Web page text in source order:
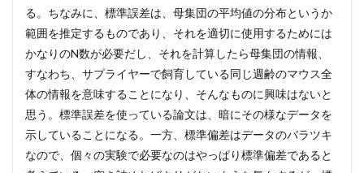
る。ちなみに、標準誤差は、母集団の平均値の分布というか
範囲を推定するものであり、それを適切に使用するためには
かなりのN数が必要だし、それを計算したら母集団の情報、
すなわち、サプライヤーで飼育している同じ週齢のマウス全
体の情報を意味することになり、そんなものに興味はないと
思う。標準誤差を使っている論文は、暗にその様なデータを
示していることになる。一方、標準偏差はデータのバラツキ
なので、個々の実験で必要なのはやっぱり標準偏差であると